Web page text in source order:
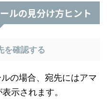
ルの見分け方ヒント
を確認する
の場合、宛先にはアマ
示されます。